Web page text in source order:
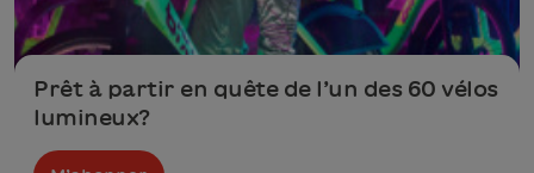
Prêt à partir en quête de l’un des 60 vélos
lumineux?